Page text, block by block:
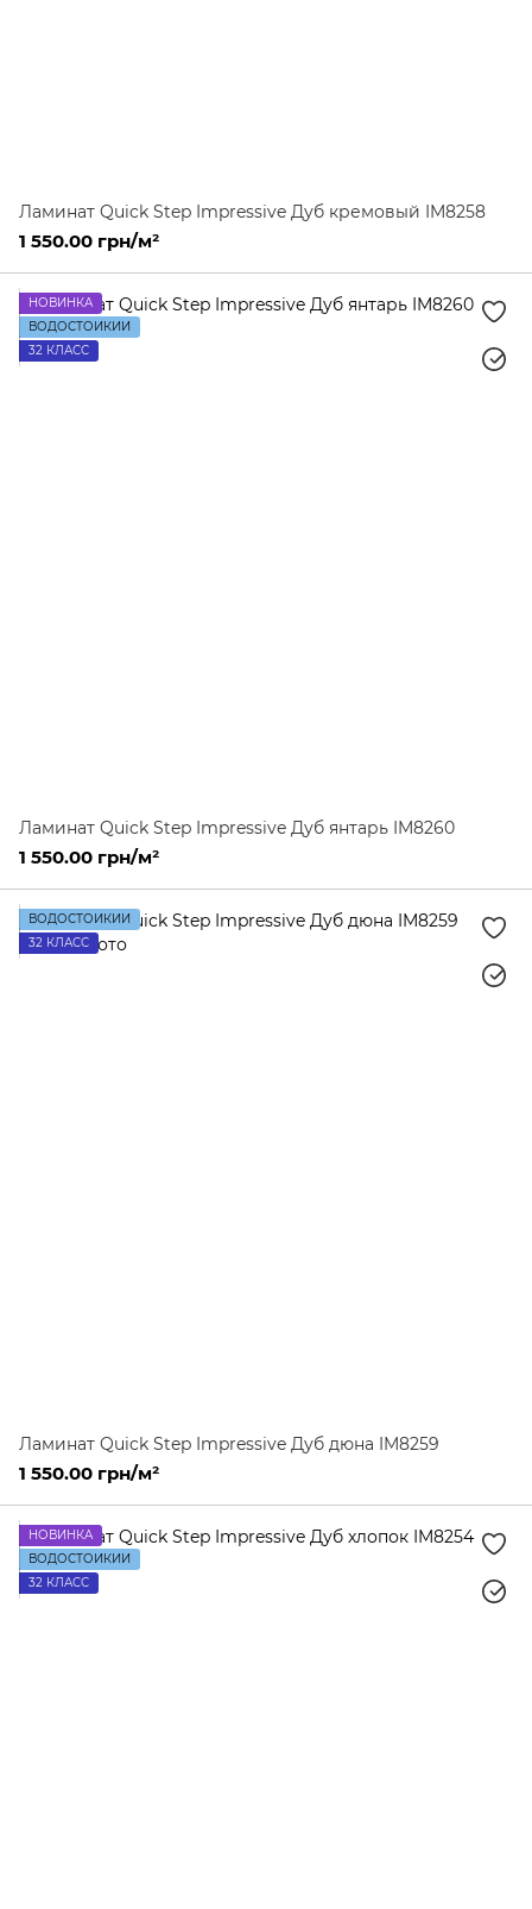
Ламинат Quick Step Impressive Дуб кремовый IM8258
1 550.00 грн/м²
НОВИНКА
ВОДОСТОЙКИЙ
32 КЛАСС
Ламинат Quick Step Impressive Дуб янтарь IM8260
1 550.00 грн/м²
ВОДОСТОЙКИЙ
32 КЛАСС
Ламинат Quick Step Impressive Дуб дюна IM8259
1 550.00 грн/м²
НОВИНКА
ВОДОСТОЙКИЙ
32 КЛАСС